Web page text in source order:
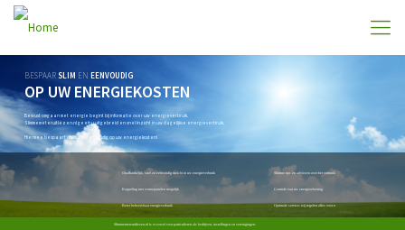
BESPAAR SLIM EN EENVOUDIG
OP UW ENERGIEKOSTEN
Onafhankelijk, snel en eenvoudig inzicht in uw energieverbruik
Bewust omgaan met energie begint bij informatie over uw energieverbruik.
Slimmemeteruitlezen.nl geeft u uitgebreid en snel inzicht in uw dagelijkse energieverbruik.
Hiermee bespaart u slim en eenvoudig op uw energiekosten!
Slimmemeteruitlezen.nl is er zowel voor particulieren als bedrijven, instellingen en verenigingen.
Onafhankelijk, snel en eenvoudig inzicht in uw energieverbruik Slimme tips en adviezen over het verbruik
Optimale service: wij regelen alles voor u
Beter beheersbaar energieverbruik
Controle van uw energierekening
Koppeling met zonnepanelen mogelijk